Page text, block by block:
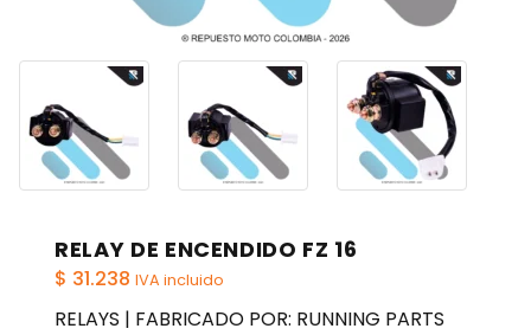
RELAY DE ENCENDIDO FZ 16
$ 31.238 IVA incluido
RELAYS | FABRICADO POR: RUNNING PARTS